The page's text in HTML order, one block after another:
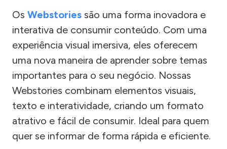
Os Webstories são uma forma inovadora e
interativa de consumir conteúdo. Com uma
experiência visual imersiva, eles oferecem
uma nova maneira de aprender sobre temas
importantes para o seu negócio. Nossas
Webstories combinam elementos visuais,
texto e interatividade, criando um formato
atrativo e fácil de consumir. Ideal para quem
quer se informar de forma rápida e eficiente.